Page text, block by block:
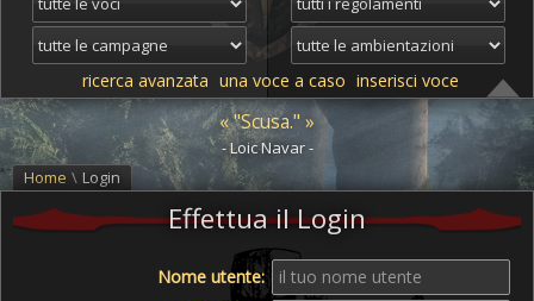
ricerca avanzata una voce a caso inserisci voce
« "Scusa." »
- Loic Navar -
Home \ Login
Effettua il Login
Nome utente: